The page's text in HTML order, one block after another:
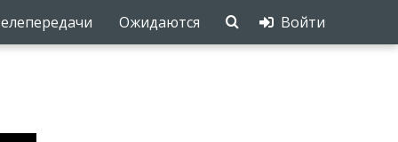
Ожидаются Войти